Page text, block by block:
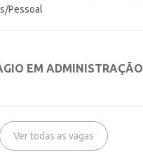
Pessoal
EM ADMINISTRAÇÃO
Ver todas as vagas